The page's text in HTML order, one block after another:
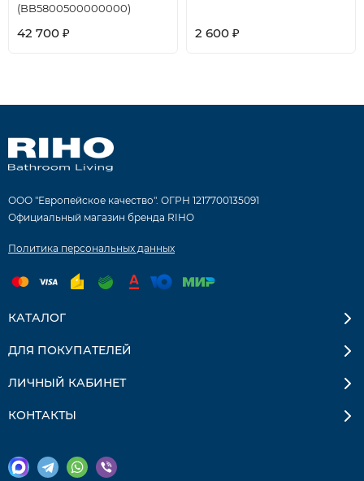
(BB5800500000000)
42 700 ₽ 2 600 ₽
ООО "Европейское качество". ОГРН 1217700135091
Официальный магазин бренда RIHO
Политика персональных данных
КАТАЛОГ
ДЛЯ ПОКУПАТЕЛЕЙ
ЛИЧНЫЙ КАБИНЕТ
КОНТАКТЫ